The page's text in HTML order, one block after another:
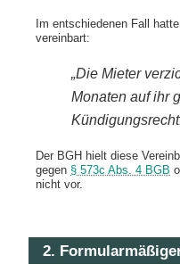
Im entschiedenen Fall
vereinbart:
„Die Mieter
Monaten auf ihr
Der BGH hielt diese
gegen § 573c Abs. 4 BGB
nicht vor.
2.